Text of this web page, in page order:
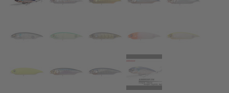
СОФИЯ 1700, СТУДЕНТСКИ ГРАД, УЛ. ПРОФ. АЛЕКСАНДЪР ФОЛ 2,